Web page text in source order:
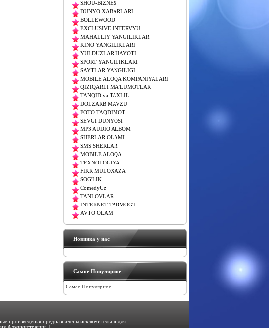
SHOU-BIZNES
DUNYO XABARLARI
BOLLEWOOD
EXCLUSIVE INTERVYU
MAHALLIY YANGILIKLAR
KINO YANGILIKLARI
YULDUZLAR HAYOTI
SPORT YANGILIKLARI
SAYTLAR YANGILIGI
MOBILE ALOQA KOMPANIYALARI
QIZIQARLI MA'LUMOTLAR
TANQID va TAXLIL
DOLZARB MAVZU
FOTO TAQDIMOT
SEVGI DUNYOSI
MP3 AUDIO ALBOM
SHERLAR OLAMI
SMS SHERLAR
MOBILE ALOQA
TEXNOLOGIYA
FIKR MULOXAZA
SOG'LIK
ComedyUz
TANLOVLAR
INTERNET TARMOG'I
AVTO OLAM
Новинка у нас
Самое Популярное
Самое Популярное
произведения предназначены исключительно для
Администрации. |